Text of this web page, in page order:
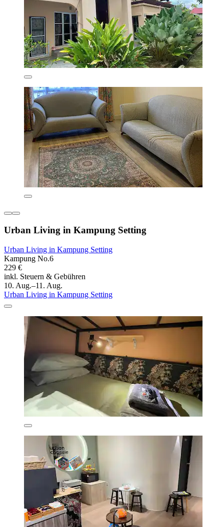
Urban Living in Kampung Setting
Urban Living in Kampung Setting
Kampung No.6
229 €
inkl. Steuern & Gebühren
10. Aug.–11. Aug.
Urban Living in Kampung Setting